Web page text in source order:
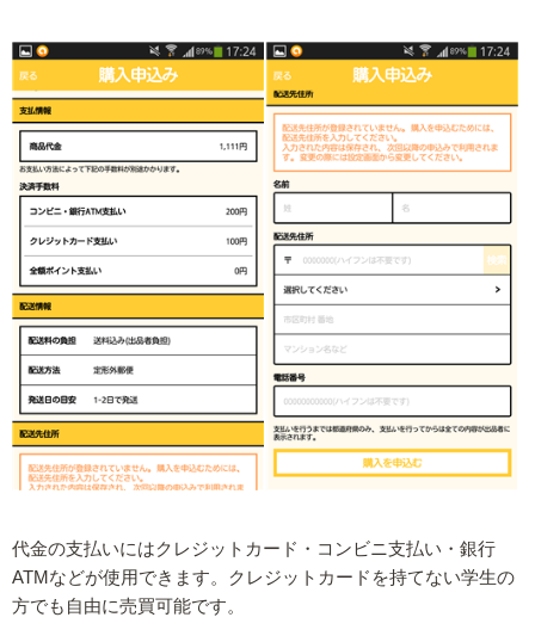
代金の支払いにはクレジットカード・コンビニ支払い・銀行
ATMなどが使用できます。クレジットカードを持てない学生の
方でも自由に売買可能です。